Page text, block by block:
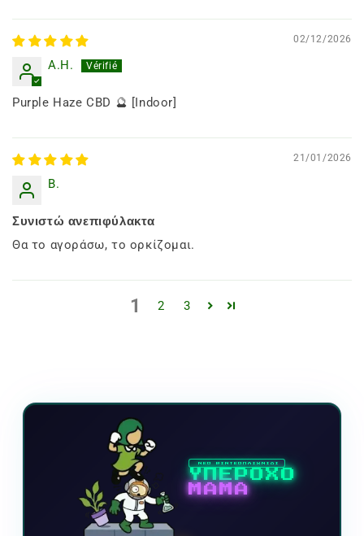
02/12/2026
A.H.
Purple Haze CBD 🔮 [Indoor]
21/01/2026
B.
Συνιστώ ανεπιφύλακτα
Θα το αγοράσω, το ορκίζομαι.
1 2 3
ΝΕΟ ΒΙΝΤΕΟΠΑΙΧΝΙΔΙ
ΥΠΕΡΟΧΟ
ΜΑΜΑ